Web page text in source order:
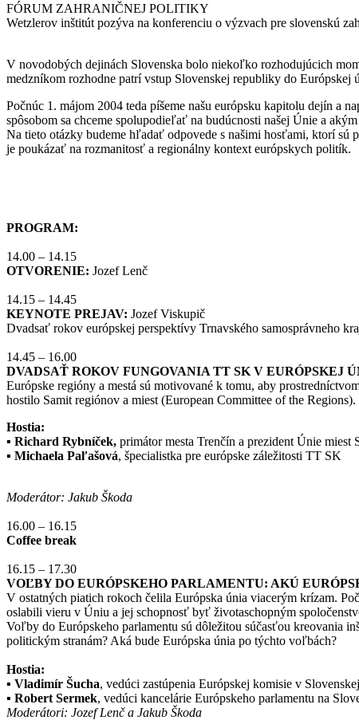
FÓRUM ZAHRANIČNEJ POLITIKY
Wetzlerov inštitút pozýva na konferenciu o výzvach pre slovenskú
V novodobých dejinách Slovenska bolo niekoľko rozhodujúcich
medzníkom rozhodne patrí vstup Slovenskej republiky do Európskej
Počnúc 1. májom 2004 teda píšeme našu európsku kapitolu dejín a
spôsobom sa chceme spolupodieľať na budúcnosti našej Únie a
Na tieto otázky budeme hľadať odpovede s našimi hosťami, ktorí sú
je poukázať na rozmanitosť a regionálny kontext európskych politík.
PROGRAM:
14.00 – 14.15
OTVORENIE: Jozef Lenč
14.15 – 14.45
KEYNOTE PREJAV: Jozef Viskupič
Dvadsať rokov európskej perspektívy Trnavského samosprávneho
14.45 – 16.00
DVADSAŤ ROKOV FUNGOVANIA TT SK V
Európske regióny a mestá sú motivované k tomu, aby
hostilo Samit regiónov a miest (European Committee of the
Hostia:
▪ Richard Rybníček, primátor mesta Trenčín a prezident Únie miest
▪ Michaela Paľašová, špecialistka pre európske záležitosti TT SK
Moderátor: Jakub Škoda
16.00 – 16.15
Coffee break
16.15 – 17.30
VOĽBY DO EURÓPSKEHO PARLAMENTU: AKÚ
V ostatných piatich rokoch čelila Európska únia viacerým krízam.
oslabili vieru v Úniu a jej schopnosť byť životaschopným
Voľby do Európskeho parlamentu sú dôležitou súčasťou kreovania
politickým stranám? Aká bude Európska únia po týchto voľbách?
Hostia:
▪ Vladimír Šucha, vedúci zastúpenia Európskej komisie v
▪ Robert Sermek, vedúci kancelárie Európskeho parlamentu na
Moderátori: Jozef Lenč a Jakub Škoda